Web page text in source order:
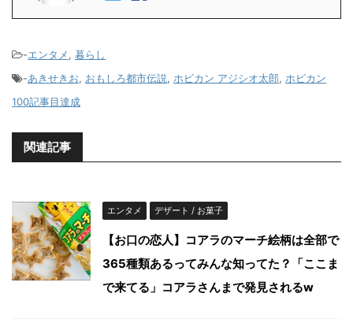
-エンタメ, 暮らし
-あきせきお, おもしろ都市伝説, ホビカン アジシオ太郎, ホビカン
100記事目達成
関連記事
エンタメ デザート / お菓子
【お口の恋人】コアラのマーチ絵柄は全部で
365種類あるってみんな知ってた？「ここま
で来てる」コアラさんまで発見されるw